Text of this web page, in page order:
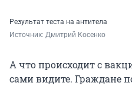
Результат теста на антитела
Источник: Дмитрий Косенко
А что происходит с
сами видите. Граждане